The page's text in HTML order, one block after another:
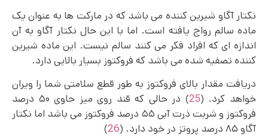
نکتار آگاو شیرین کننده می باشد که در مارکت ها به عنوان یک
ماده سالم رواج یافته است. اما با این حال نکتار آگاو به آن
اندازه‌ ای که افراد فکر می‌ کنند سالم نیست. این ماده شیرین
کننده تصفیه شده می باشد که فروکتوز بسیار بالایی دارد.
دریافت مقدار بالای فروکتوز به طور قطع سلامتی شما را ویران
خواهد کرد. (25
) در حالی که قند روی میز حاوی ۵۰ درصد
فروکتوز و شربت ذرت آبی ۵۵ درصد فروکتوز می باشد اما نکتار
آگاو ۸۵ درصد پروتز در خود دارد. (
26
)